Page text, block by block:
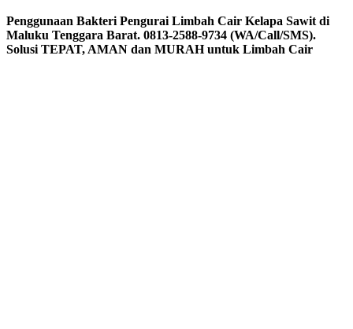
Penggunaan Bakteri Pengurai Limbah Cair Kelapa Sawit di
Maluku Tenggara Barat. 0813-2588-9734 (WA/Call/SMS).
Solusi TEPAT, AMAN dan MURAH untuk Limbah Cair